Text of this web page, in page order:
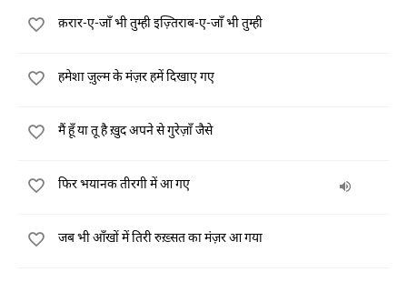
क़रार-ए-जाँ भी तुम्ही इज़्तिराब-ए-जाँ भी तुम्ही
हमेशा ज़ुल्म के मंज़र हमें दिखाए गए
मैं हूँ या तू है ख़ुद अपने से गुरेज़ाँ जैसे
फिर भयानक तीरगी में आ गए
जब भी आँखों में तिरी रुख़्सत का मंज़र आ गया